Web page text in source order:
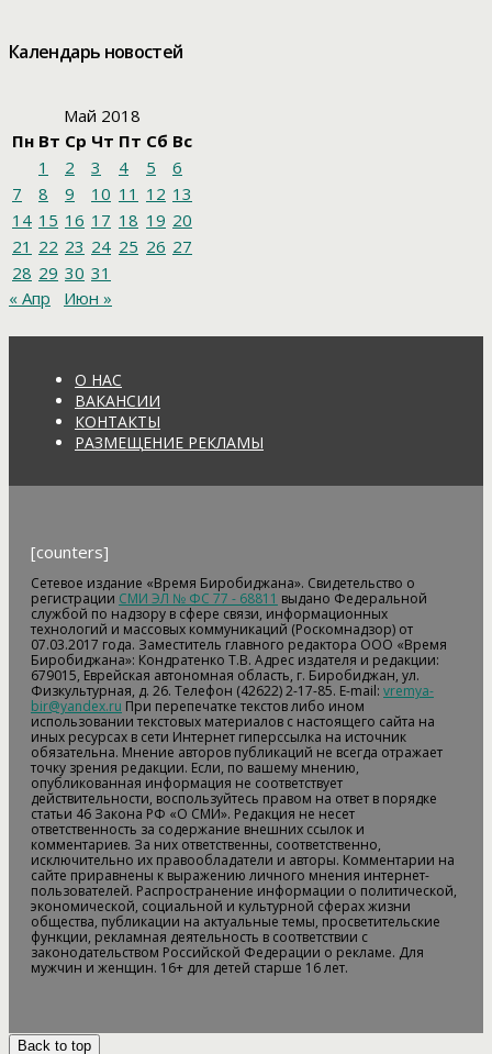
Календарь новостей
Май 2018
Пн Вт Ср Чт Пт Сб Вс
1
2 3 4 5
6
7
8 9 10 11 12 13
14 15 16 17 18 19 20
21 22 23 24 25 26 27
28 29 30 31
« Апр
Июн »
О НАС
ВАКАНСИИ
КОНТАКТЫ
РАЗМЕЩЕНИЕ РЕКЛАМЫ
[counters]
Сетевое издание «Время Биробиджана». Свидетельство о
регистрации СМИ ЭЛ № ФС 77 - 68811 выдано Федеральной
службой по надзору в сфере связи, информационных
технологий и массовых коммуникаций (Роскомнадзор) от
07.03.2017 года. Заместитель главного редактора ООО «Время
Биробиджана»: Кондратенко Т.В. Адрес издателя и редакции:
679015, Еврейская автономная область, г. Биробиджан, ул.
Физкультурная, д. 26. Телефон (42622) 2-17-85. E-mail: vremya-
bir@yandex.ru При перепечатке текстов либо ином
использовании текстовых материалов с настоящего сайта на
иных ресурсах в сети Интернет гиперссылка на источник
обязательна. Мнение авторов публикаций не всегда отражает
точку зрения редакции. Если, по вашему мнению,
опубликованная информация не соответствует
действительности, воспользуйтесь правом на ответ в порядке
статьи 46 Закона РФ «О СМИ». Редакция не несет
ответственность за содержание внешних ссылок и
комментариев. За них ответственны, соответственно,
исключительно их правообладатели и авторы. Комментарии на
сайте приравнены к выражению личного мнения интернет-
пользователей. Распространение информации о политической,
экономической, социальной и культурной сферах жизни
общества, публикации на актуальные темы, просветительские
функции, рекламная деятельность в соответствии с
законодательством Российской Федерации о рекламе. Для
мужчин и женщин. 16+ для детей старше 16 лет.
Back to top